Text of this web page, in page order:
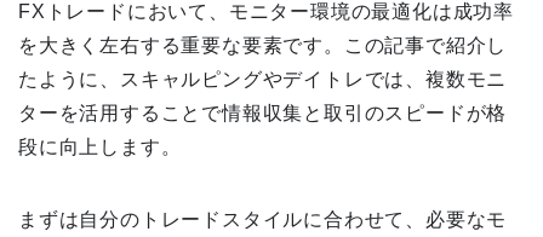
FXトレードにおいて、モニター環境の最適化は成功率
を大きく左右する重要な要素です。この記事で紹介し
たように、スキャルピングやデイトレでは、複数モニ
ターを活用することで情報収集と取引のスピードが格
段に向上します。
まずは自分のトレードスタイルに合わせて、必要なモ